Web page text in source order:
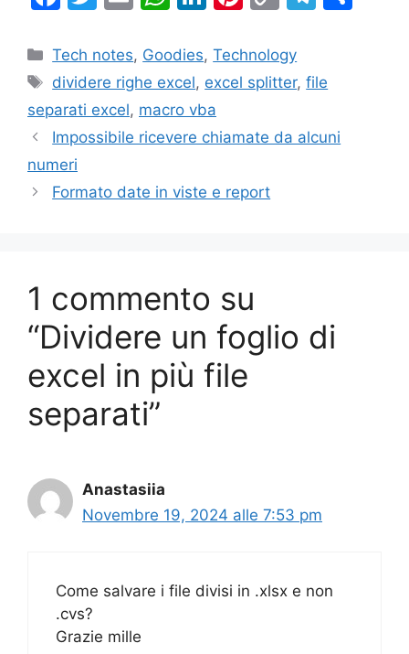
c
e
b
o
o
k
itt
er
ai
l
at
s
A
p
k
e
dI
n
er
e
p
y
n
gr
m
Categorie
Tech notes, Goodies,Technology
Tag
dividere righe excel, excel splitter,file
separati excel, macro vba
Impossibile ricevere chiamate da alcuni
numeri
Formato date in viste e report
1 commento su
“Dividere un foglio di
excel in più file
separati”
Anastasiia
Novembre 19, 2024 alle 7:53 pm
Come salvare i file divisi in .xlsx e non
.cvs?
Grazie mille